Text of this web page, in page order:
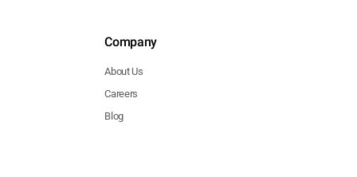
Company
About Us
Careers
Blog